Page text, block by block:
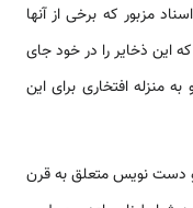
مزبور که برخی از آنها
که این ذخایر را در خود جای
منزله افتخاری برای این
دست نویس متعلق به قرن